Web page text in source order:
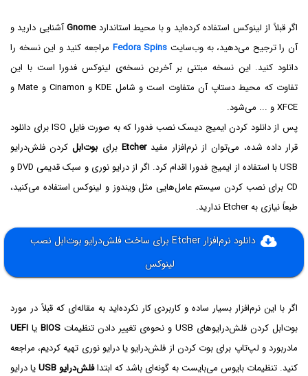
اگر قبلاً از لینوکس استفاده کرده‌اید و با محیط استانداردGnomeآشنایی دارید و
آن را ترجیح می‌دهید، به وب‌سایت Fedora Spins‌ مراجعه کنید و این نسخه را
دانلود کنید. این نسخه مبتنی بر آخرین نسخه‌ی لینوکس فدورا است با این
تفاوت که محیط دستاپ آن متفاوت است و شامل KDE و Cinamon و Mate و
XFCE و ... می‌شود.
پس از دانلود کردن ایمیج دیسک نصب فدورا که به صورت فایل ISO برای دانلود
قرار داده شده، می‌توان از نرم‌افزار مفیدEtcher برای بوت‌ابلکردن فلش‌درایو
USB با استفاده از ایمیج فدورا اقدام کرد. اگر از درایو نوری و سبک قدیمی DVD و
CD برای نصب کردن سیستم عامل‌هایی مثل ویندوز و لینوکس استفاده می‌کنید،
طبعاً نیازی به Etcher ندارید.
دانلود نرم‌افزار Etcher برای ساخت فلش‌درایو بوت‌ابل نصب
لینوکس
اگر با این نرم‌افزار بسیار ساده و کاربردی کار نکرده‌اید به مقاله‌ای که قبلاً در مورد
بوت‌ابل کردن فلش‌درایو‌های USB و نحوه‌ی تغییر دادن تنظیمات
BIOS‌ یا UEFI
مادربورد و لپ‌تاپ برای بوت کردن از فلش‌درایو یا درایو نوری تهیه کردیم، مراجعه
کنید. تنظیمات بایوس می‌بایست به گونه‌ای باشد که ابتدافلش‌درایو USB
یا درایو